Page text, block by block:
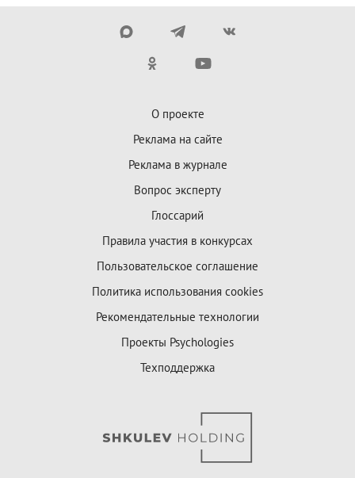
О проекте
Реклама на сайте
Реклама в журнале
Вопрос эксперту
Глоссарий
Правила участия в конкурсах
Пользовательское соглашение
Политика использования cookies
Рекомендательные технологии
Проекты Psychologies
Техподдержка